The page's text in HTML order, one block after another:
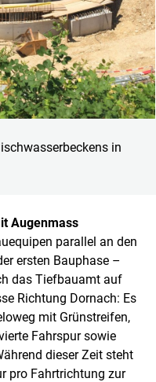
in
Augenmass
parallel an den
ersten Bauphase –
das Tiefbauamt auf
Richtung Dornach: Es
mit Grünstreifen,
Fahrspur sowie
dieser Zeit steht
pro Fahrtrichtung zur